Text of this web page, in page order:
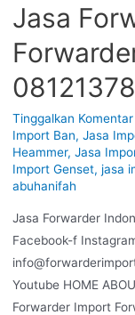
Jasa
Tinggalkan Komentar
Import Ban, Jasa
Heammer, Jasa
Import Genset, jasa
abuhanifah
Jasa Forwarder
Facebook-f
Youtube HOME
Forwarder Import